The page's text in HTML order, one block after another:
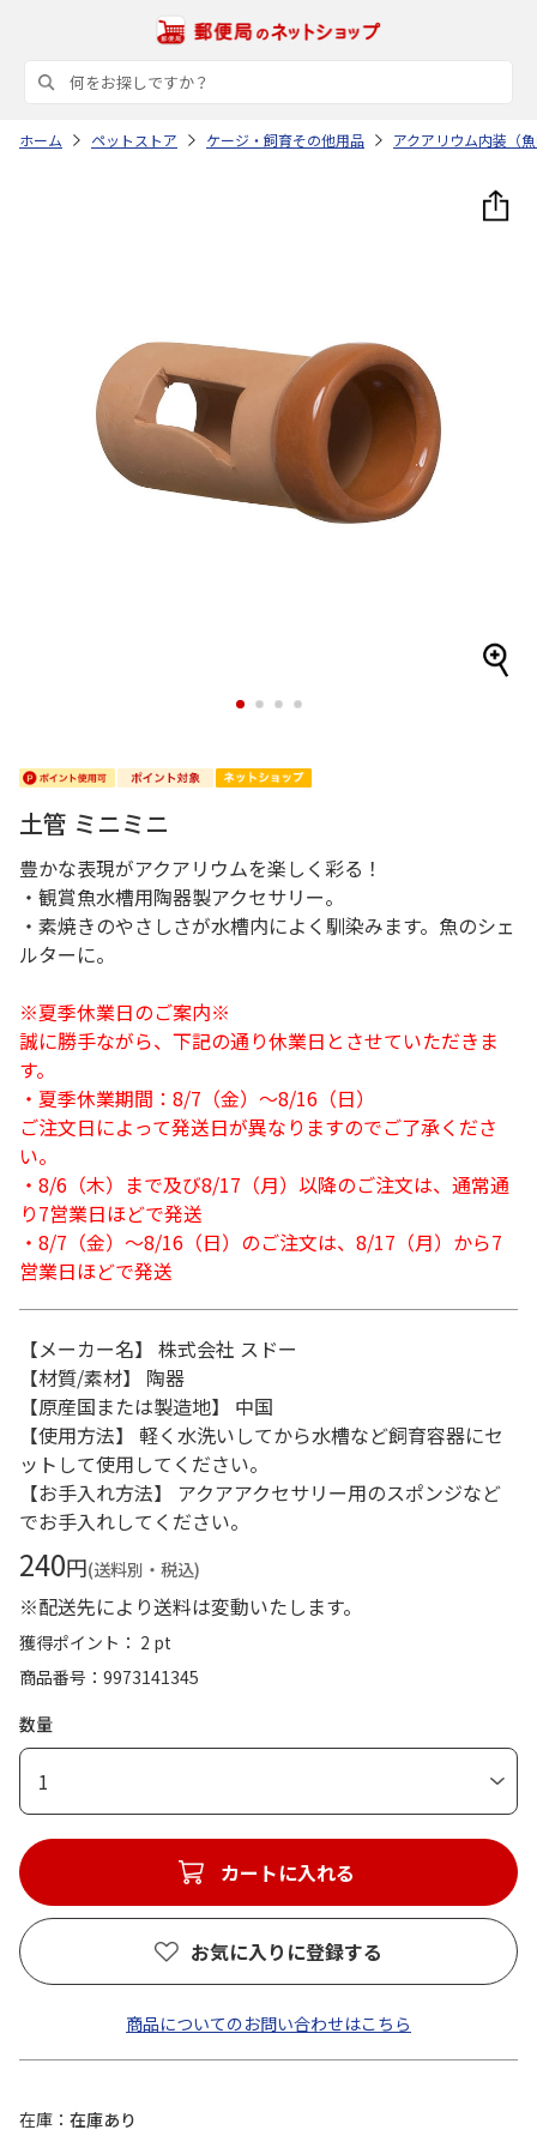
ホーム ペットストア ケージ・飼育その他用品 アクアリウム内装（
1 2 3 4
土管 ミニミニ
豊かな表現がアクアリウムを楽しく彩る！
・観賞魚水槽用陶器製アクセサリー。
・素焼きのやさしさが水槽内によく馴染みます。魚のシェ
ルターに。
※夏季休業日のご案内※
誠に勝手ながら、下記の通り休業日とさせていただきま
す。
・夏季休業期間：8/7（金）～8/16（日）
ご注文日によって発送日が異なりますのでご了承くださ
い。
・8/6（木）まで及び8/17（月）以降のご注文は、通常通
り7営業日ほどで発送
・8/7（金）～8/16（日）のご注文は、8/17（月）から7
営業日ほどで発送
【メーカー名】 株式会社 スドー
【材質/素材】 陶器
【原産国または製造地】 中国
【使用方法】 軽く水洗いしてから水槽など飼育容器にセ
ットして使用してください。
【お手入れ方法】 アクアアクセサリー用のスポンジなど
でお手入れしてください。
240円(送料別・税込)
※配送先により送料は変動いたします。
獲得ポイント： 2 pt
商品番号
9973141345
数量
1
カートに入れる
お気に入りに登録する
商品についてのお問い合わせはこちら
在庫 在庫あり